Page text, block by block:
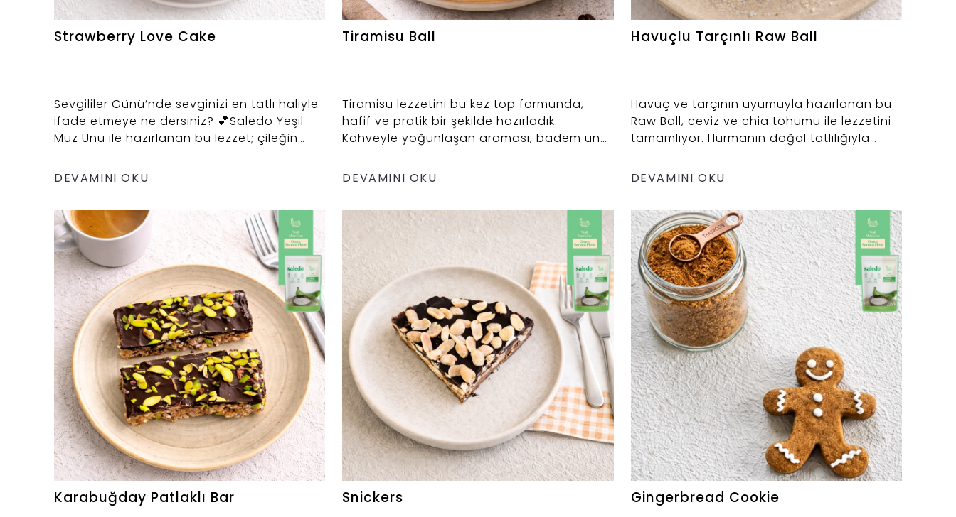
Strawberry Love Cake
Sevgililer Günü’nde sevginizi en tatlı haliyle
ifade etmeye ne dersiniz? 💕Saledo Yeşil
Muz Unu ile hazırlanan bu lezzet; çileğin
dokusu ve elma suyu konsantresinin doğal
tatlılığıyla Sevgililer Günü sofralarınıza zarif
bir dokunuş katacak.🍓
DEVAMINI OKU
Tiramisu Ball
Tiramisu lezzetini bu kez top formunda,
hafif ve pratik bir şekilde hazırladık.
Kahveyle yoğunlaşan aroması, badem unu
dengeleniyor. Üzerindeki kakao ve labne
sos dokunuşuyla tatlı molalarını keyifli hale
getiren küçük ama lezzeti bol bir tat ☕🤎
DEVAMINI OKU
Havuçlu Tarçınlı Raw Ball
Havuç ve tarçının uyumuyla hazırlanan bu
Raw Ball, ceviz ve chia tohumu ile lezzetini
tamamlıyor. Hurmanın doğal tatlılığıyla
sayesinde daha tok bir doku kazanıyor.
Küçük ama tatmin eden, gün içinde keyifle
atıştırabileceğin pratik bir lezzet 🥕✨
DEVAMINI OKU
Karabuğday Patlaklı Bar Snickers Gingerbread Cookie